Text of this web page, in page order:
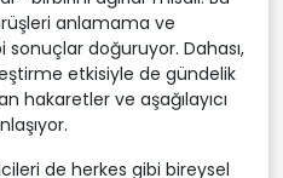
anlamama ve
sonuçlar doğuruyor. Dahası,
etkisiyle de gündelik
hakaretler ve aşağılayıcı
de herkes gibi bireysel